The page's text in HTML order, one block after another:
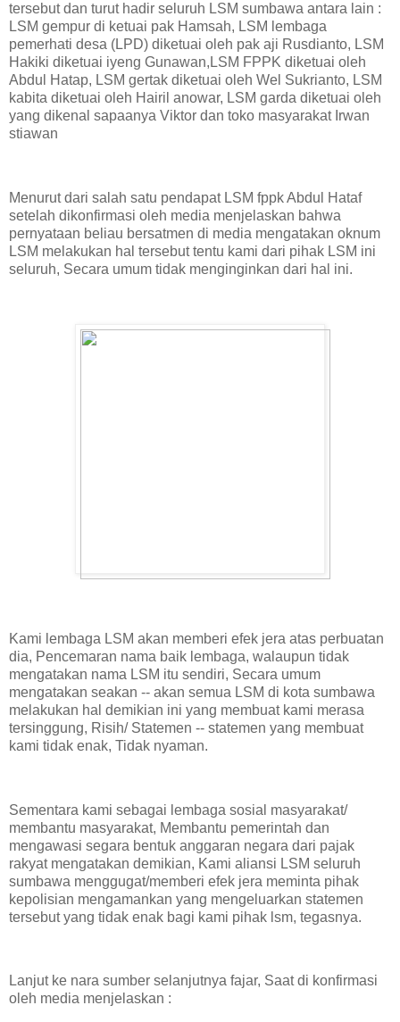
tersebut dan turut hadir seluruh LSM sumbawa antara lain :
LSM gempur di ketuai pak Hamsah, LSM lembaga
pemerhati desa (LPD) diketuai oleh pak aji Rusdianto, LSM
Hakiki diketuai iyeng Gunawan,LSM FPPK diketuai oleh
Abdul Hatap, LSM gertak diketuai oleh Wel Sukrianto, LSM
kabita diketuai oleh Hairil anowar, LSM garda diketuai oleh
yang dikenal sapaanya Viktor dan toko masyarakat Irwan
stiawan
Menurut dari salah satu pendapat LSM fppk Abdul Hataf
setelah dikonfirmasi oleh media menjelaskan bahwa
pernyataan beliau bersatmen di media mengatakan oknum
LSM melakukan hal tersebut tentu kami dari pihak LSM ini
seluruh, Secara umum tidak menginginkan dari hal ini.
Kami lembaga LSM akan memberi efek jera atas perbuatan
dia, Pencemaran nama baik lembaga, walaupun tidak
mengatakan nama LSM itu sendiri, Secara umum
mengatakan seakan -- akan semua LSM di kota sumbawa
melakukan hal demikian ini yang membuat kami merasa
tersinggung, Risih/ Statemen -- statemen yang membuat
kami tidak enak, Tidak nyaman.
Sementara kami sebagai lembaga sosial masyarakat/
membantu masyarakat, Membantu pemerintah dan
mengawasi segara bentuk anggaran negara dari pajak
rakyat mengatakan demikian, Kami aliansi LSM seluruh
sumbawa menggugat/memberi efek jera meminta pihak
kepolisian mengamankan yang mengeluarkan statemen
tersebut yang tidak enak bagi kami pihak lsm, tegasnya.
Lanjut ke nara sumber selanjutnya fajar, Saat di konfirmasi
oleh media menjelaskan :